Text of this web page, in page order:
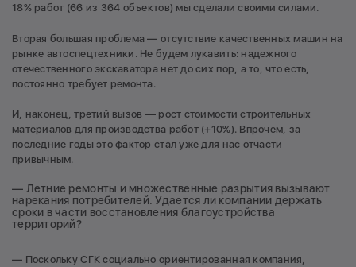
18% работ (66 из 364 объектов) мы сделали своими силами.
Вторая большая проблема — отсутствие качественных машин на
рынке автоспецтехники. Не будем лукавить: надежного
отечественного экскаватора нет до сих пор, а то, что есть,
постоянно требует ремонта.
И, наконец, третий вызов — рост стоимости строительных
материалов для производства работ (+10%). Впрочем, за
последние годы это фактор стал уже для нас отчасти
привычным.
— Летние ремонты и множественные разрытия вызывают
нарекания потребителей. Удается ли компании держать
сроки в части восстановления благоустройства
территорий?
— Поскольку СГК социально ориентированная компания,